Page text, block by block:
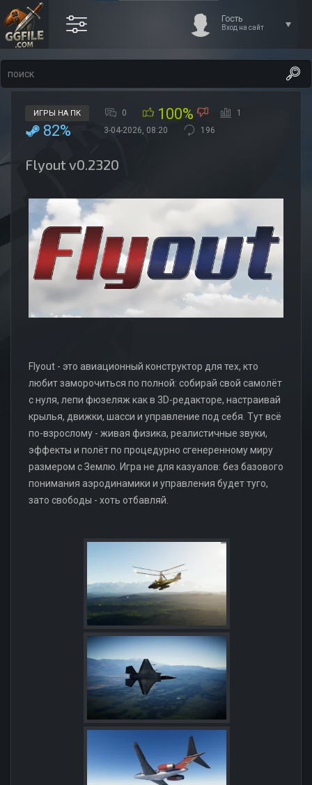
Гость
Вход на сайт
ИГРЫ НА ПК 0 100% 1
82% 3-04-2026, 08:20 196
Flyout v0.2320
Flyout - это авиационный конструктор для тех, кто
любит заморочиться по полной: собирай свой самолёт
с нуля, лепи фюзеляж как в 3D-редакторе, настраивай
крылья, движки, шасси и управление под себя. Тут всё
по-взрослому - живая физика, реалистичные звуки,
эффекты и полёт по процедурно сгенеренному миру
размером с Землю. Игра не для казуалов: без базового
понимания аэродинамики и управления будет туго,
зато свободы - хоть отбавляй.